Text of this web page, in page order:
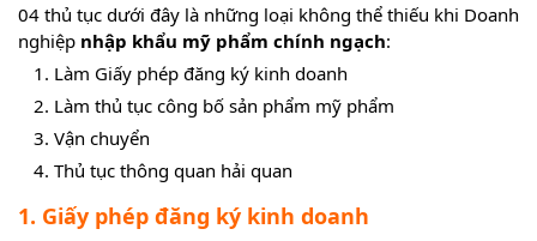
04 thủ tục dưới đây là những loại không thể thiếu khi Doanh
nghiệp nhập khẩu mỹ phẩm chính ngạch:
Làm Giấy phép đăng ký kinh doanh
Làm thủ tục công bố sản phẩm mỹ phẩm
Vận chuyển
Thủ tục thông quan hải quan
1. Giấy phép đăng ký kinh doanh